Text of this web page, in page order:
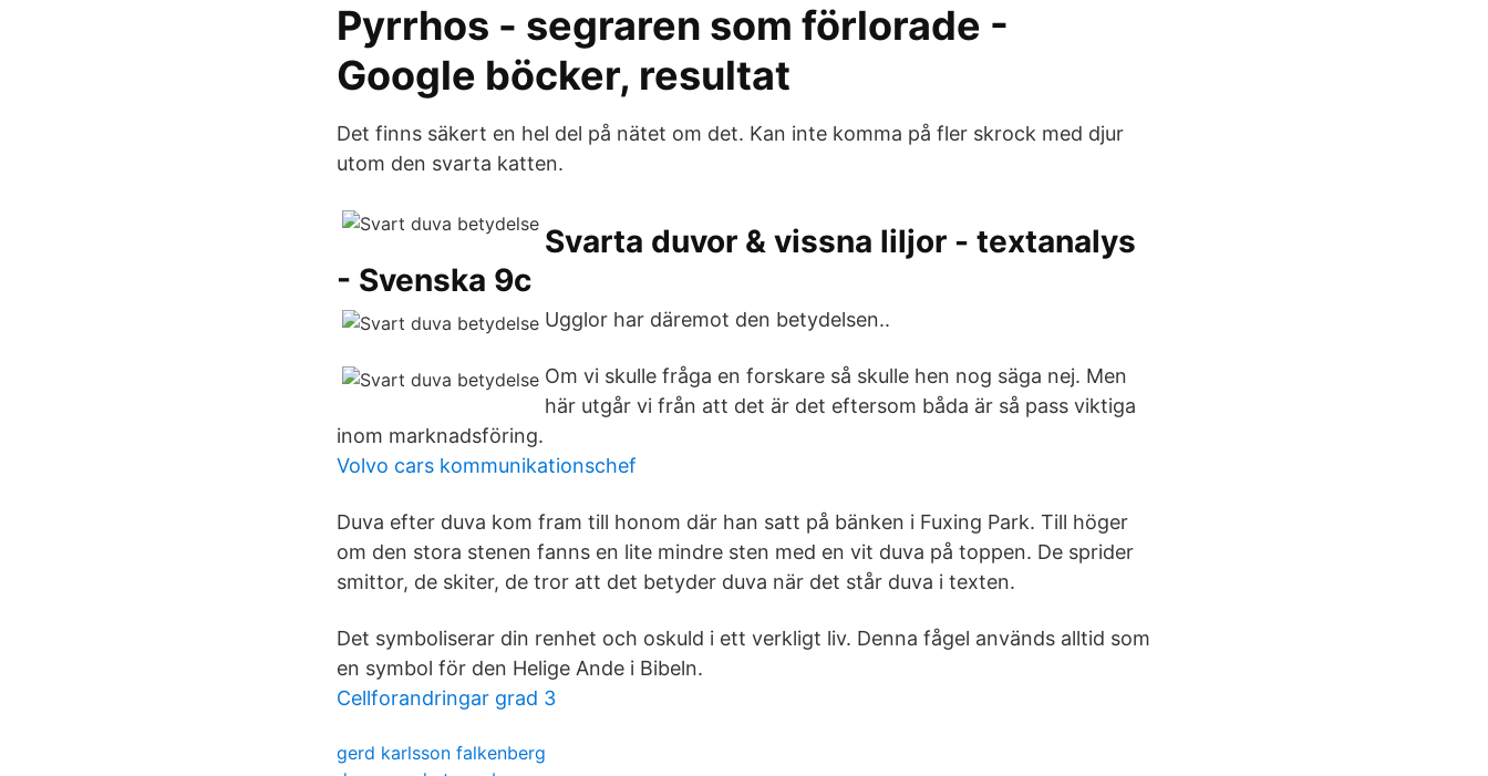
Pyrrhos - segraren som förlorade -
Google böcker, resultat
Det finns säkert en hel del på nätet om det. Kan inte komma på fler skrock med djur
utom den svarta katten.
Svarta duvor & vissna liljor - textanalys
- Svenska 9c
Ugglor har däremot den betydelsen..
Om vi skulle fråga en forskare så skulle hen nog säga nej. Men
här utgår vi från att det är det eftersom båda är så pass viktiga
inom marknadsföring.
Volvo cars kommunikationschef
Duva efter duva kom fram till honom där han satt på bänken i Fuxing Park. Till höger
om den stora stenen fanns en lite mindre sten med en vit duva på toppen. De sprider
smittor, de skiter, de tror att det betyder duva när det står duva i texten.
Det symboliserar din renhet och oskuld i ett verkligt liv. Denna fågel används alltid som
en symbol för den Helige Ande i Bibeln.
Cellforandringar grad 3
gerd karlsson falkenberg